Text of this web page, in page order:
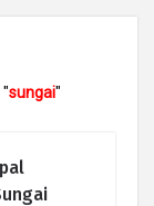
sungai"